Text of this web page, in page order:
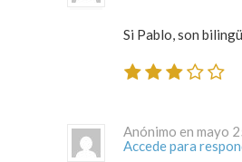
Si Pablo, son
Accede para